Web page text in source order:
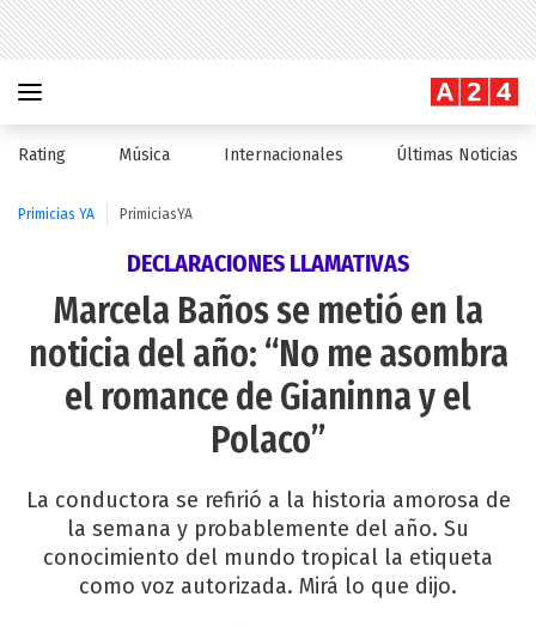
Rating Música Internacionales Últimas Noticias
Primicias YA PrimiciasYA
DECLARACIONES LLAMATIVAS
Marcela Baños se metió en la
noticia del año: “No me asombra
el romance de Gianinna y el
Polaco”
La conductora se refirió a la historia amorosa de
la semana y probablemente del año. Su
conocimiento del mundo tropical la etiqueta
como voz autorizada. Mirá lo que dijo.